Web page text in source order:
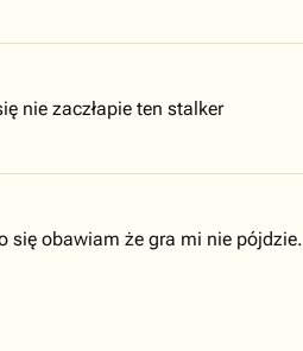
nie zaczłapie ten stalker
się obawiam że gra mi nie pójdzie.